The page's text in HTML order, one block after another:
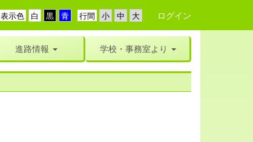
行間
表示色 ログイン
進路情報 学校・事務室より